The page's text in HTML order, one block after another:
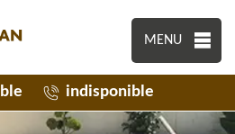
MENU
indisponible